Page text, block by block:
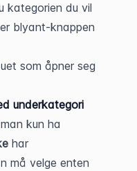
kategorien du vil
blyant-knappen
som åpner seg
underkategori
har
må velge enten